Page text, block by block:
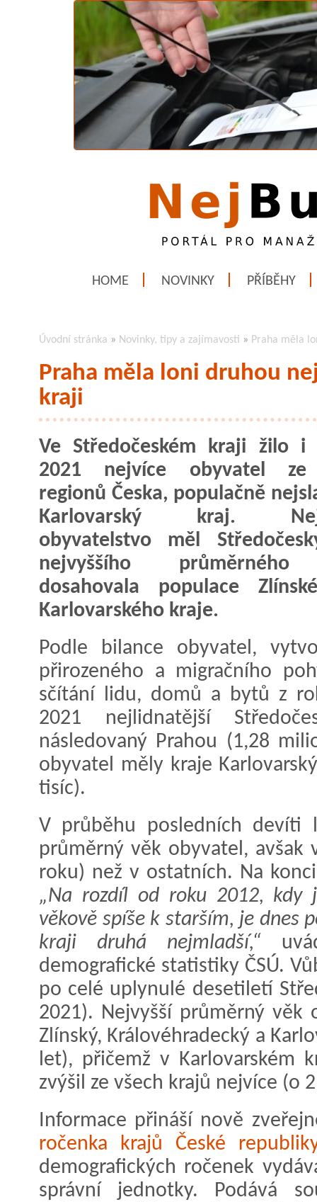
HOME NOVINKY PŘÍBĚHY
Úvodní stránka » Novinky, tipy a zajímavosti » Praha měla
Praha měla loni druhou
kraji
Ve Středočeském kraji žilo i
2021 nejvíce obyvatel ze
regionů Česka, populačně
Karlovarský kraj.
obyvatelstvo měl
nejvyššího
dosahovala populace
Karlovarského kraje.
Podle bilance obyvatel,
přirozeného a migračního
sčítání lidu, domů a bytů z
2021 nejlidnatější
následovaný Prahou (1,28
obyvatel měly kraje
tisíc).
V průběhu posledních devíti
průměrný věk obyvatel, avšak
roku) než v ostatních. Na
„Na rozdíl od roku 2012, kdy
věkově spíše k starším, je dnes
kraji druhá nejmladší,“
demografické statistiky ČSÚ.
po celé uplynulé desetiletí
2021). Nejvyšší průměrný věk
Zlínský, Královéhradecký a
let), přičemž v Karlovarském
zvýšil ze všech krajů nejvíce (o
Informace přináší nově
ročenka krajů České
demografických ročenek
správní jednotky. Podává